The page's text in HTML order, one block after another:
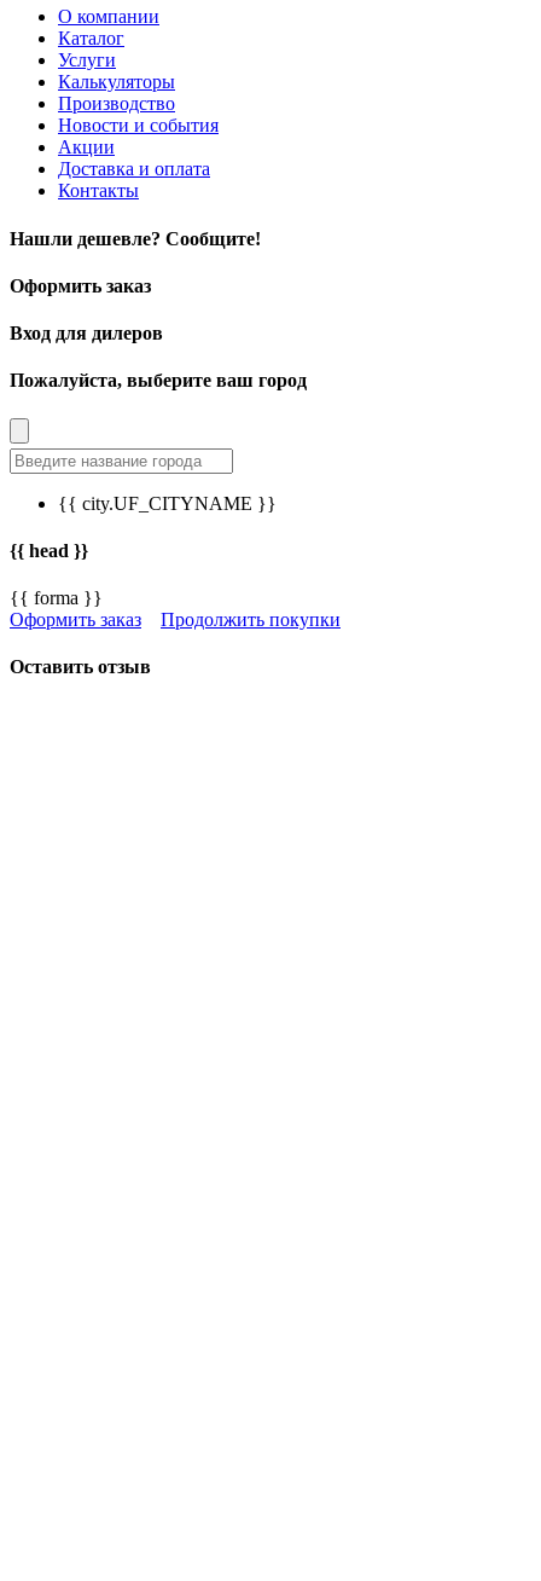
О компании
Каталог
Услуги
Калькуляторы
Производство
Новости и события
Акции
Доставка и оплата
Контакты
Нашли дешевле? Сообщите!
Оформить заказ
Вход для дилеров
Пожалуйста, выберите ваш город
{{ city.UF_CITYNAME }}
{{ head }}
{{ forma }}
Оформить заказ
Продолжить покупки
Оставить отзыв